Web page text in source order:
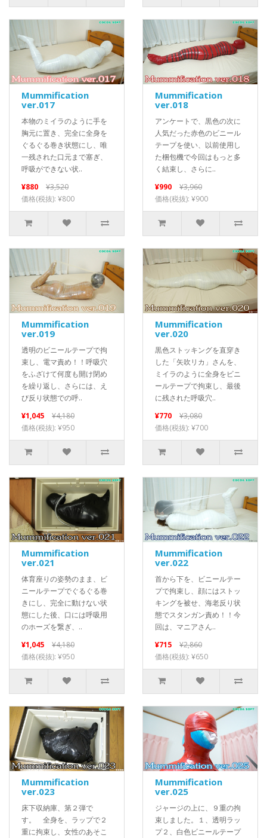
Mummification
ver.017
本物のミイラのように手を
胸元に置き、完全に全身を
ぐるぐる巻き状態にし、唯
一残された口元まで塞ぎ、
呼吸ができない状..
¥880
¥3,520
価格(税抜): ¥800
Mummification
ver.018
アンケートで、黒色の次に
人気だった赤色のビニール
テープを使い、以前使用し
た梱包機で今回はもっと多
く結束し、さらに..
¥990
¥3,960
価格(税抜): ¥900
Mummification
ver.019
透明のビニールテープで拘
束し、電マ責め！！呼吸穴
をふざけて何度も開け閉め
を繰り返し、さらには、え
び反り状態での呼..
¥1,045
¥4,180
価格(税抜): ¥950
Mummification
ver.020
黒色ストッキングを直穿き
した「矢吹リカ」さんを、
ミイラのように全身をビニ
ールテープで拘束し、最後
に残された呼吸穴..
¥770
¥3,080
価格(税抜): ¥700
Mummification
ver.021
体育座りの姿勢のまま、ビ
ニールテープでぐるぐる巻
きにし、完全に動けない状
態にした後、口には呼吸用
のホーズを繋ぎ、..
¥1,045
¥4,180
価格(税抜): ¥950
Mummification
ver.022
首から下を、ビニールテー
プで拘束し、顔にはストッ
キングを被せ、海老反り状
態でスタンガン責め！！今
回は、マニアさん..
¥715
¥2,860
価格(税抜): ¥650
Mummification
ver.023
床下収納庫、第２弾で
す。 全身を、ラップで２
重に拘束し、女性のあそこ
Mummification
ver.025
ジャージの上に、９重の拘
束しました。１、透明ラッ
プ２、白色ビニールテープ